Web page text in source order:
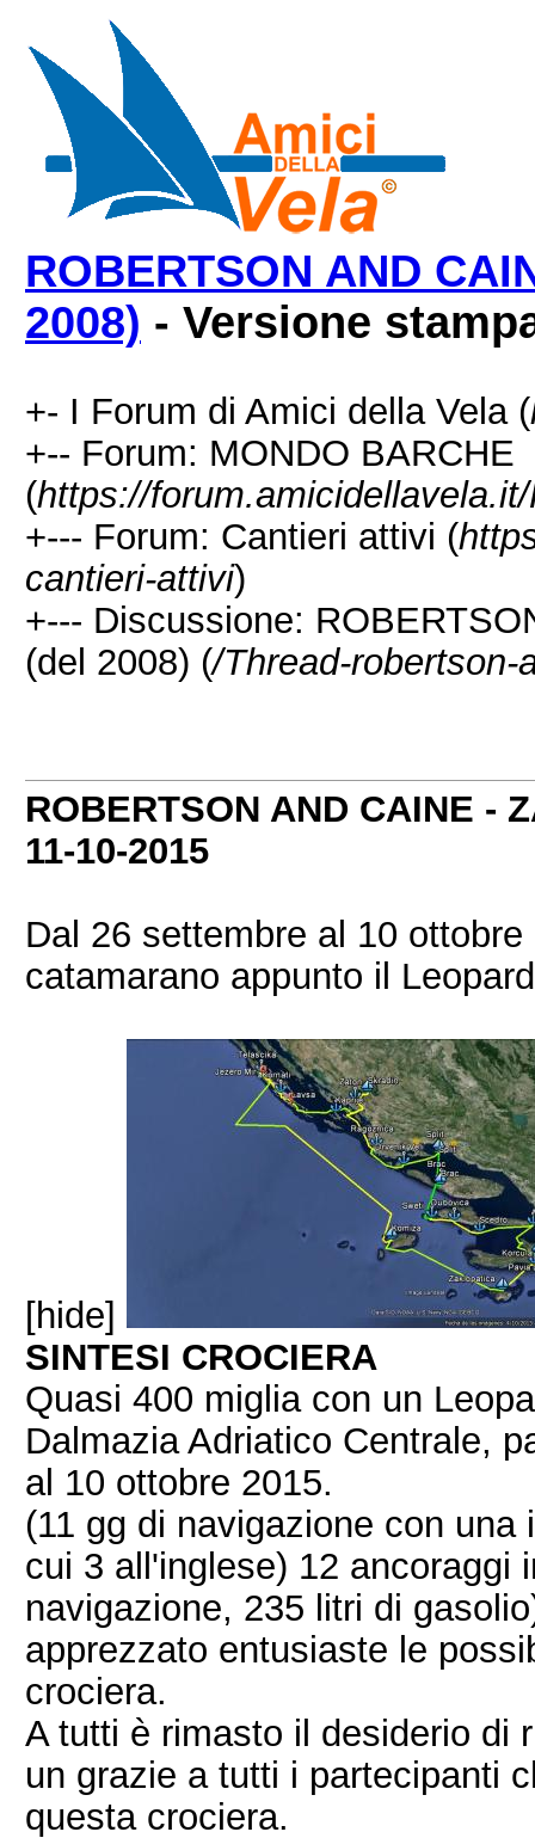
ROBERTSON AND
2008) - Versione
+- I Forum di Amici della Vela (
+-- Forum: MONDO BARCHE
(https://
+--- Forum: Cantieri attivi (
cantieri-attivi)
+--- Discussione:
(del 2008) (/Thread-robertson-
ROBERTSON AND CAINE -
11-10-2015
Dal 26 settembre al 10
catamarano appunto il
[hide]
SINTESI CROCIERA
Quasi 400 miglia con un
Dalmazia Adriatico Centrale,
al 10 ottobre 2015.
(11 gg di navigazione con
cui 3 all'inglese) 12 ancoraggi
navigazione, 235 litri di
apprezzato entusiaste le
crociera.
A tutti è rimasto il desiderio di
un grazie a tutti i partecipanti
questa crociera.